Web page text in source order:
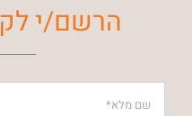
הרשם/י